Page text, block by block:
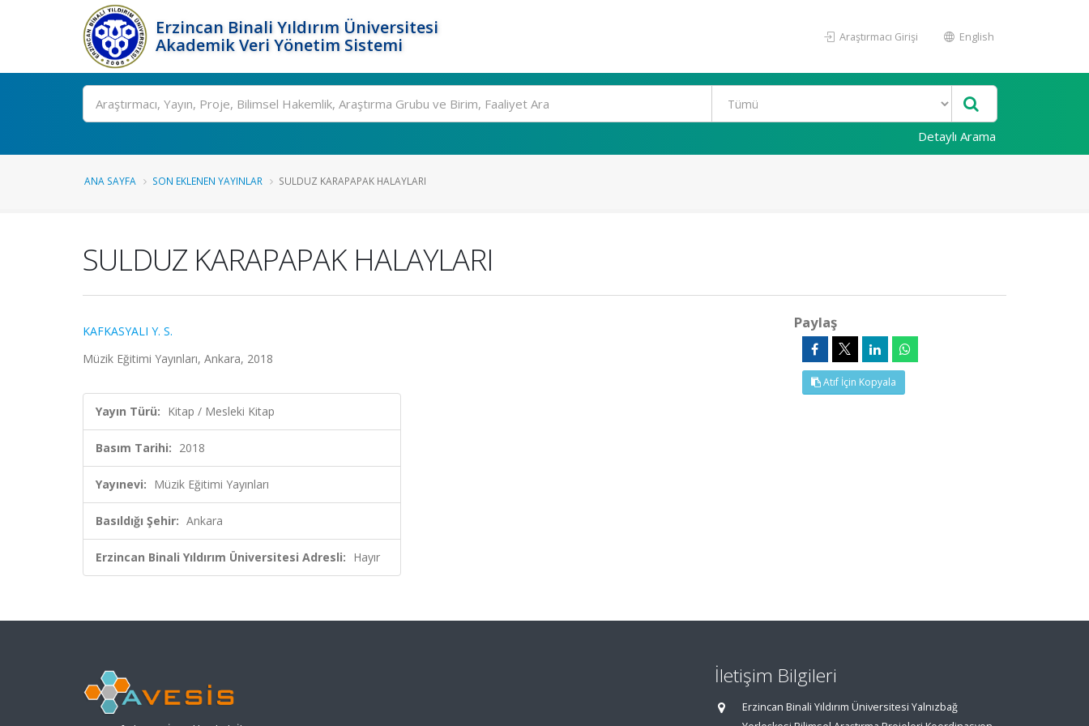
Erzincan Binali Yıldırım Üniversitesi
Akademik Veri Yönetim Sistemi
Araştırmacı Girişi English
Ara
Detaylı Arama
ANA SAYFA SON EKLENEN YAYINLAR SULDUZ KARAPAPAK HALAYLARI
SULDUZ KARAPAPAK HALAYLARI
KAFKASYALI Y. S.
Müzik Eğitimi Yayınları, Ankara, 2018
Yayın Türü: Kitap / Mesleki Kitap
Basım Tarihi: 2018
Yayınevi: Müzik Eğitimi Yayınları
Basıldığı Şehir: Ankara
Erzincan Binali Yıldırım Üniversitesi Adresli: Hayır
Paylaş
Atıf İçin Kopyala
İletişim Bilgileri
Erzincan Binali Yıldırım Üniversitesi Yalnızbağ